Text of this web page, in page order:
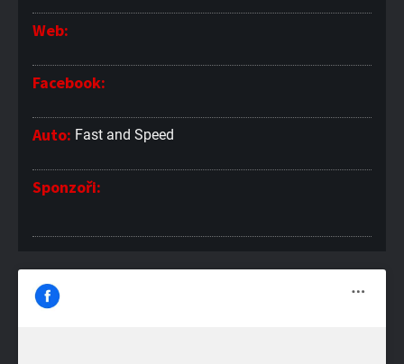
Web:
Facebook:
Auto: Fast and Speed
Sponzoři: